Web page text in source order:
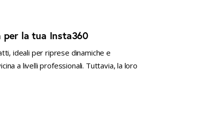
per la tua Insta360
ideali per riprese dinamiche e
a livelli professionali. Tuttavia, la loro